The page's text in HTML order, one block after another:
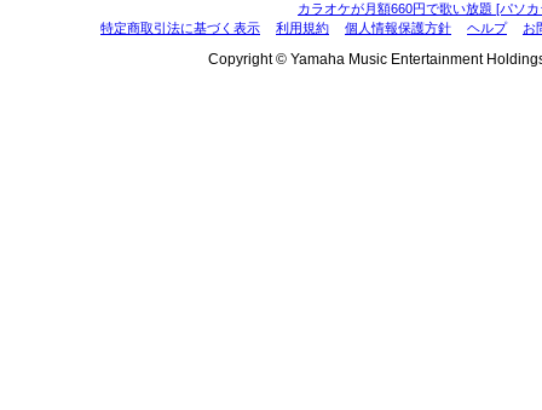
カラオケが月額660円で歌い放題 [パソ
特定商取引法に基づく表示
利用規約 個人情報保護方針 ヘルプ お
Copyright © Yamaha Music Entertainment